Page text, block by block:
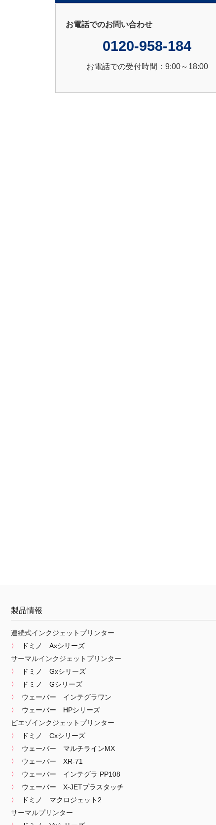
お電話でのお問い合わせ
0120-958-184
お電話での受付時間：9:00～18:00
製品情報
連続式インクジェットプリンター
ドミノ Axシリーズ
サーマルインクジェットプリンター
ドミノ Gxシリーズ
ドミノ Gシリーズ
ウェーバー インテグラワン
ウェーバー HPシリーズ
ピエゾインクジェットプリンター
ドミノ Cxシリーズ
ウェーバー マルチラインMX
ウェーバー XR-71
ウェーバー インテグラ PP108
ウェーバー X-JETプラスタッチ
ドミノ マクロジェット2
サーマルプリンター